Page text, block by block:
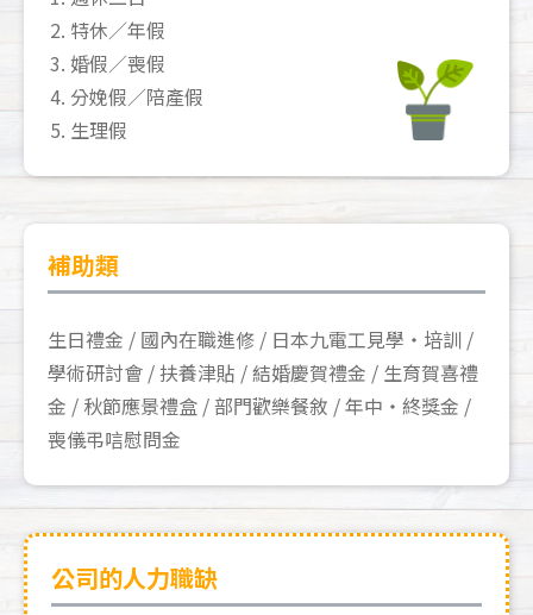
特休／年假
婚假／喪假
分娩假／陪產假
生理假
補助類
生日禮金 國內在職進修
日本九電工見學・培訓
學術研討會 扶養津貼 結婚慶賀禮金
生育賀喜禮
金
秋節應景禮盒 部門歡樂餐敘
年中・終獎金
喪儀弔唁慰問金
公司的人力職缺